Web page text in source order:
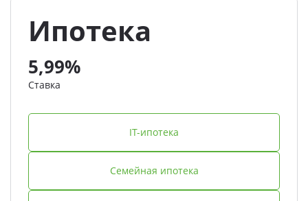
Ипотека
5,99%
Ставка
IT-ипотека
Семейная ипотека